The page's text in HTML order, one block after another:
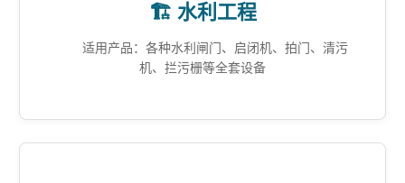
🏗️ 水利工程
适用产品：各种水利闸门、启闭机、拍门、清污
机、拦污栅等全套设备